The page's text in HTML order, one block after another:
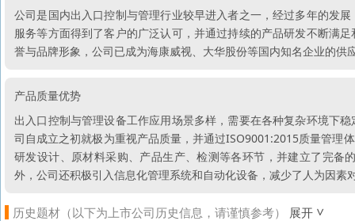
公司是国内出入口控制与管理行业较早进入者之一，经过多年的发
服务等方面得到了客户的广泛认可，并通过持续的产品研发不断满
誉与品牌形象，公司已成为海康威视、大华股份等国内知名企业的供
产品质量优势
出入口控制与管理设备工作应用场景多样，需要在各种复杂环境下
司自成立之初就极为重视产品质量，并通过ISO9001:2015质量管理
研发设计、原材料采购、产品生产、检测等各环节，并建立了完
外，公司还积极引入信息化管理系统和自动化设备，减少了人为因
历史题材（以下为上市公司历史信息，请谨慎参考） 展开